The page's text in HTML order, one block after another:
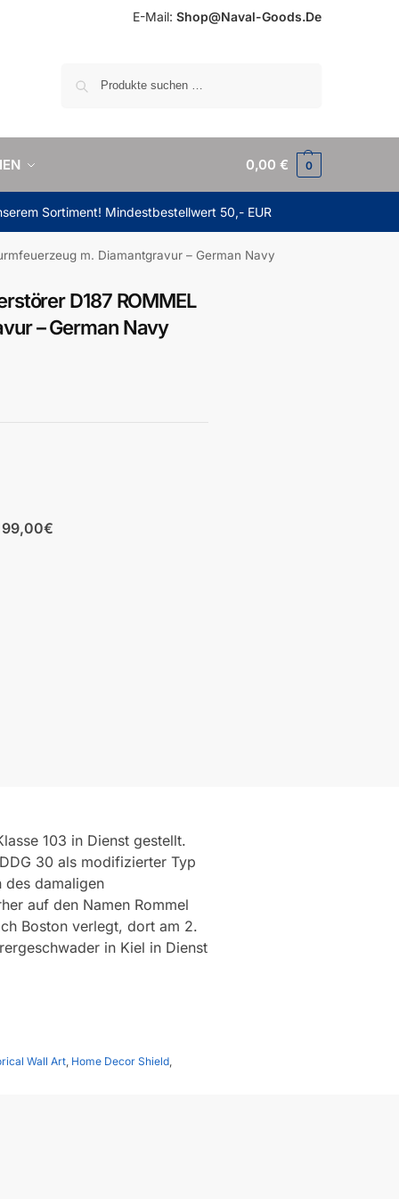
E-Mail: Shop@Naval-Goods.De
0,00€ 0
Sortiment! Mindestbestellwert 50,- EUR
m. Diamantgravur – German Navy
D187 ROMMEL
– German Navy
99,00€
103 in Dienst gestellt.
30 als modifizierter Typ
des damaligen
auf den Namen Rommel
Boston verlegt, dort am 2.
in Kiel in Dienst
Wall Art Home Decor Shield